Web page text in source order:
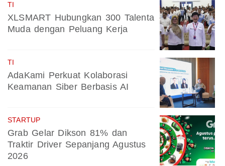
TI
XLSMART Hubungkan 300 Talenta
Muda dengan Peluang Kerja
TI
AdaKami Perkuat Kolaborasi
Keamanan Siber Berbasis AI
STARTUP
Grab Gelar Dikson 81% dan
Traktir Driver Sepanjang Agustus
2026